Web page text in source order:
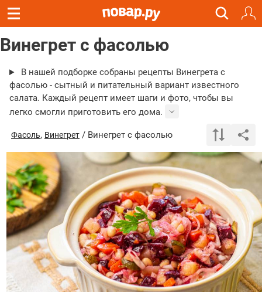
Винегрет с фасолью
В нашей подборке собраны рецепты Винегрета с
фасолью - сытный и питательный вариант известного
салата. Каждый рецепт имеет шаги и фото, чтобы вы
легко смогли приготовить его дома.
Фасоль, Винегрет / Винегрет с фасолью